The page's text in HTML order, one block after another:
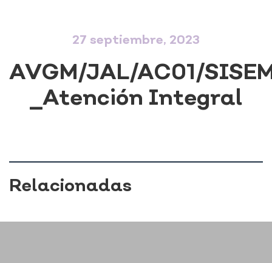
27 septiembre, 2023
AVGM/JAL/AC01/
_Atención Integral
Relacionadas